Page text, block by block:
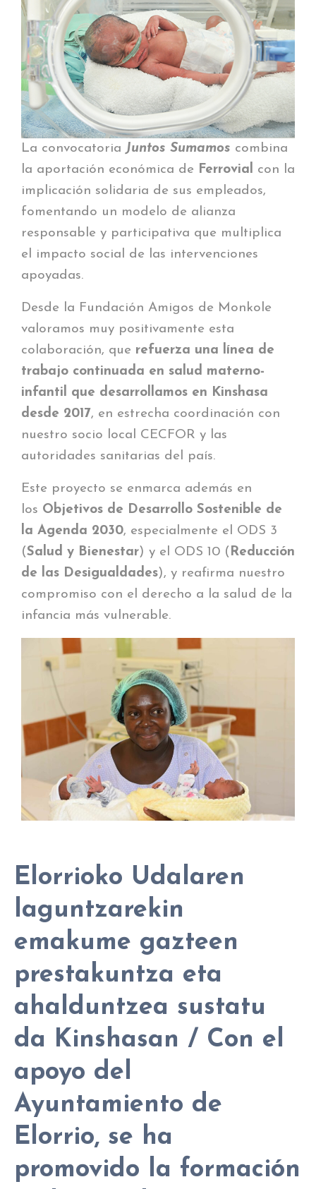
La convocatoria Juntos Sumamos combina
la aportación económica de Ferrovial con la
implicación solidaria de sus empleados,
fomentando un modelo de alianza
responsable y participativa que multiplica
el impacto social de las intervenciones
apoyadas.
Desde la Fundación Amigos de Monkole
valoramos muy positivamente esta
colaboración, que refuerza una línea de
trabajo continuada en salud materno-
infantil que desarrollamos en Kinshasa
desde 2017, en estrecha coordinación con
nuestro socio local CECFOR y las
autoridades sanitarias del país.
Este proyecto se enmarca además en
los Objetivos de Desarrollo Sostenible de
la Agenda 2030, especialmente el ODS 3
(Salud y Bienestar) y el ODS 10 ( Reducción
de las Desigualdades), y reafirma nuestro
compromiso con el derecho a la salud de la
infancia más vulnerable.
Elorrioko Udalaren
laguntzarekin
emakume gazteen
prestakuntza eta
ahalduntzea sustatu
da Kinshasan / Con el
apoyo del
Ayuntamiento de
Elorrio, se ha
promovido la formación